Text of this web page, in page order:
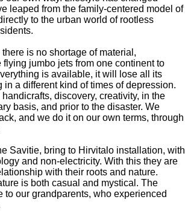
leaped from the family-centered model of
to the urban world of rootless
there is no shortage of material,
jumbo jets from one continent to
is available, it will lose all its
in a different kind of times of depression.
discovery, creativity, in the
basis, and prior to the disaster. We
and we do it on our own terms, through
Savitie, bring to Hirvitalo installation, with
and non-electricity. With this they are
with their roots and nature.
is both casual and mystical. The
to our grandparents, who experienced